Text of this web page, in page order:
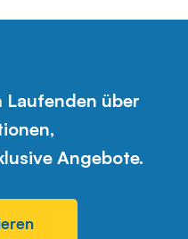
Laufenden über
Angebote.